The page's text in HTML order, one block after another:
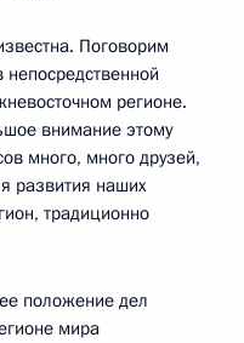
Поговорим
регионе.
внимание этому
много, много друзей,
развития наших
традиционно
положение дел
мира